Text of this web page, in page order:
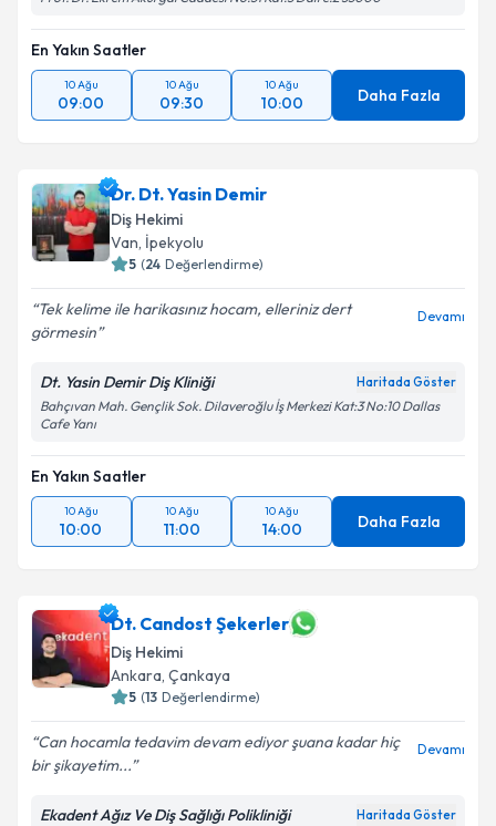
En Yakın Saatler
10 Ağu
09:00
10 Ağu
09:30
10 Ağu
10:00 Daha Fazla
Dr. Dt. Yasin Demir
Diş Hekimi
Van, İpekyolu
5 (24 Değerlendirme)
Tek kelime ile harikasınız hocam, elleriniz dert
görmesin
Devamı
Dt. Yasin Demir Diş Kliniği Haritada Göster
Bahçıvan Mah. Gençlik Sok. Dilaveroğlu İş Merkezi Kat:3 No:10 Dallas
Cafe Yanı
En Yakın Saatler
10 Ağu
10:00
10 Ağu
11:00
10 Ağu
14:00 Daha Fazla
Dt. Candost Şekerler
Diş Hekimi
Ankara, Çankaya
5 (13 Değerlendirme)
Can hocamla tedavim devam ediyor şuana kadar hiç
bir şikayetim...
Devamı
Ekadent Ağız Ve Diş Sağlığı Polikliniği Haritada Göster